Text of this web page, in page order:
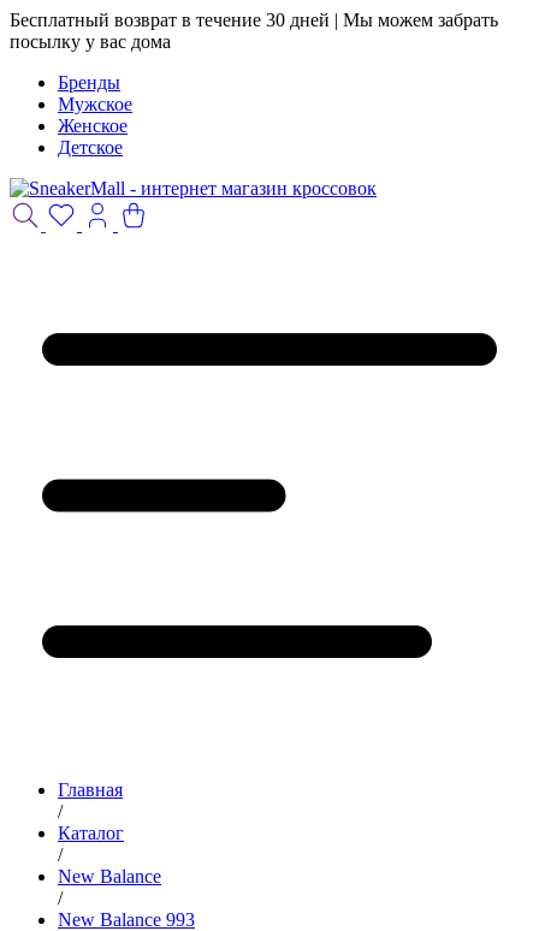
Бесплатный возврат в течение 30 дней | Мы можем забрать
посылку у вас дома
Бренды
Мужское
Женское
Детское
Главная
/
Каталог
/
New Balance
/
New Balance 993